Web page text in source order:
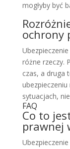
mogłyby być
ochrony
różne rzeczy.
czas, a druga
sytuacjach,
FAQ
Co to
prawnej